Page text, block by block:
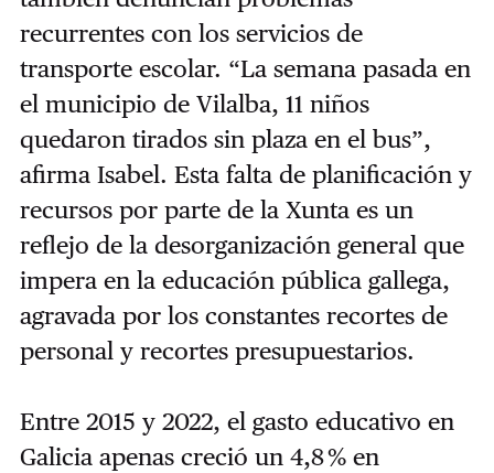
recurrentes con los servicios de
transporte escolar. “La semana pasada en
el municipio de Vilalba, 11 niños
quedaron tirados sin plaza en el bus”,
afirma Isabel. Esta falta de planificación y
recursos por parte de la Xunta es un
reflejo de la desorganización general que
impera en la educación pública gallega,
agravada por los constantes recortes de
personal y recortes presupuestarios.
Entre 2015 y 2022, el gasto educativo en
Galicia apenas creció un 4,8 % en